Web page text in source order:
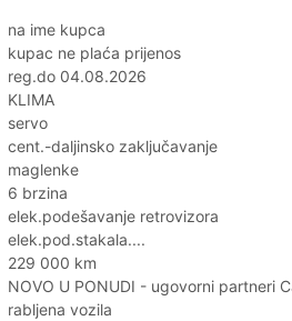
na ime kupca
kupac ne plaća prijenos
reg.do 04.08.2026
KLIMA
servo
cent.-daljinsko zaključavanje
maglenke
6 brzina
elek.podešavanje retrovizora
elek.pod.stakala....
229 000 km
NOVO U PONUDI - ugovorni partneri
rabljena vozila